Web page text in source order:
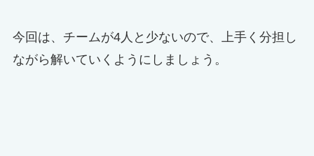
今回は、チームが4人と少ないので、上手く分担し
ながら解いていくようにしましょう。